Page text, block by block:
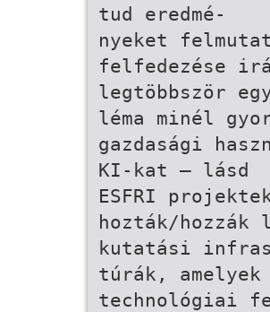
tud eredmé-
nyeket
felfedezése
legtöbbször
léma minél
gazdasági
KI-kat – lásd
ESFRI
hozták/
kutatási
túrák, amelyek
technológiai